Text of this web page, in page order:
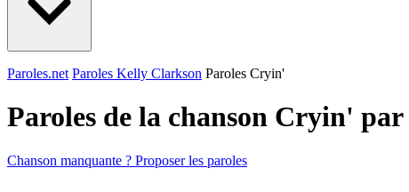
Paroles.net Paroles Kelly Clarkson Paroles Cryin'
Paroles de la chanson Cryin' par
Chanson manquante ? Proposer les paroles